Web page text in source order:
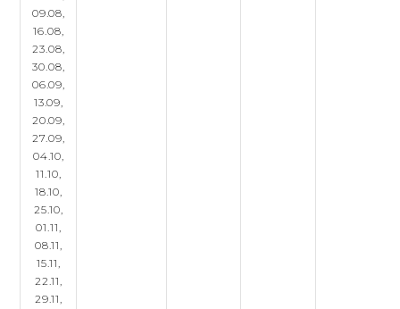
09.08,
16.08,
23.08,
30.08,
06.09,
13.09,
20.09,
27.09,
04.10,
11.10,
18.10,
25.10,
01.11,
08.11,
15.11,
22.11,
29.11,